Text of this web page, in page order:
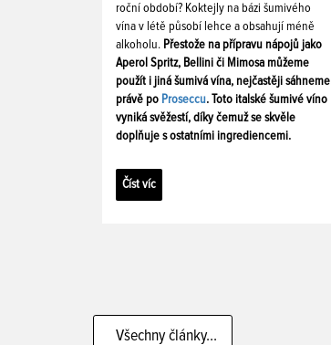
roční období? Koktejly na bázi šumivého
vína v létě působí lehce a obsahují méně
alkoholu. Přestože na přípravu nápojů jako
Aperol Spritz, Bellini či Mimosa můžeme
použít i jiná šumivá vína, nejčastěji sáhneme
právě po Proseccu. Toto italské šumivé víno
vyniká svěžestí, díky čemuž se skvěle
doplňuje s ostatními ingrediencemi.
Číst víc
Všechny články...